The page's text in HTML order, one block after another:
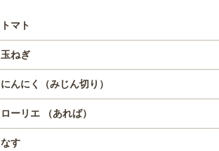
トマト
玉ねぎ
にんにく（みじん切り）
ローリエ （あれば）
なす